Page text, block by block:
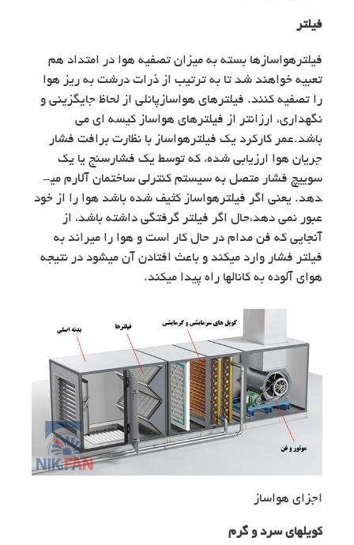
فیلتر
فیلترهواسازها بسته به میزان تصفیه هوا در امتداد هم
تعبیه خواهند شد تا به ترتیب از ذرات درشت به ریز هوا
را تصفیه کنند. فیلترهای هواسازپانلی از لحاظ جایگزینی و
نگهداری، ارزانتر از فیلترهای هواساز کیسه ­ای می
باشد.عمر کارکرد یک فیلترهواساز با نظارت برافت فشار
جریان هوا ارزیابی شده، که توسط یک فشارسنج یا یک
سوییچ فشار متصل به سیستم کنترلی ساختمان آلارم می­
دهد. یعنی اگر فیلترهواساز کثیف شده باشد هوا را از خود
عبور نمی ­دهد،حال اگر فیلتر گرفتگی داشته باشد، از
آنجایی که فن مدام در حال کار است و هوا را می­راند به
فیلتر فشار وارد می­کند و باعث افتادن آن می­شود در نتیجه
هوای آلوده به کانالها راه پیدا می­کند.
اجزای هواساز
کویلهای سرد و گرم